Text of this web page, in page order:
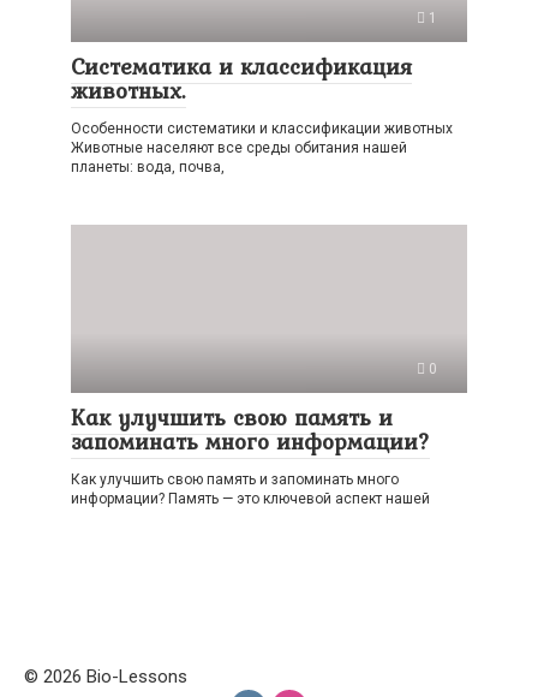
1
Систематика и классификация
животных.
Особенности систематики и классификации животных
Животные населяют все среды обитания нашей
планеты: вода, почва,
0
Как улучшить свою память и
запоминать много информации?
Как улучшить свою память и запоминать много
информации? Память — это ключевой аспект нашей
© 2026 Bio-Lessons